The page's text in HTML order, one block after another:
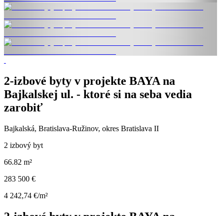
2-izbové byty v projekte BAYA na
Bajkalskej ul. - ktoré si na seba vedia
zarobiť
Bajkalská, Bratislava-Ružinov, okres Bratislava II
2 izbový byt
66.82 m²
283 500 €
4 242,74 €/m²